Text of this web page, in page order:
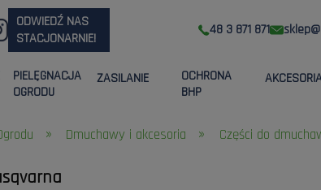
48 3 871 871
ODWIEDŹ NAS
STACJONARNIE!
PIELĘGNACJA
OGRODU
ZASILANIE
OCHRONA
BHP
» Dmuchawy i akcesoria » Części do